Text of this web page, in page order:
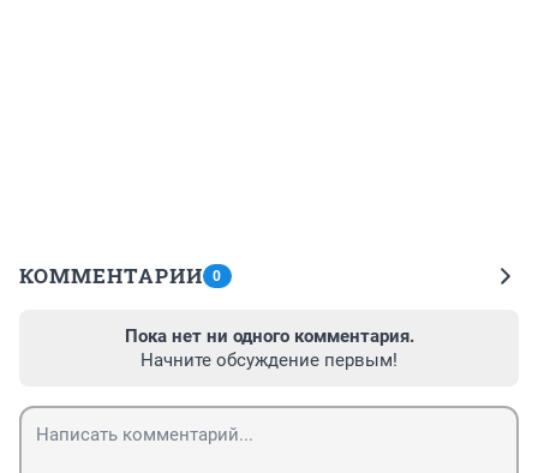
КОММЕНТАРИИ 0
Пока нет ни одного комментария.
Начните обсуждение первым!